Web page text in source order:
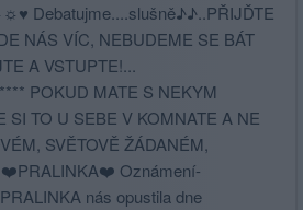
Debatujme....slušně♪♪..PŘIJĎTE
NÁS VÍC, NEBUDEME SE BÁT
A VSTUPTE!...
POKUD MATE S NEKYM
SI TO U SEBE V KOMNATE A NE
SVĚTOVĚ ŽÁDANÉM,
❤️PRALINKA❤️ Oznámení-
nás opustila dne